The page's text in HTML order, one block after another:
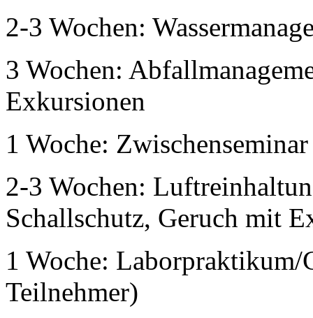
2-3 Wochen:
3 Wochen:
Exkursionen
1 Woche: Zwischenseminar
2-3 Wochen:
Schallschutz, Geruch mit
1 Woche: Laborpraktikum/
Teilnehmer)